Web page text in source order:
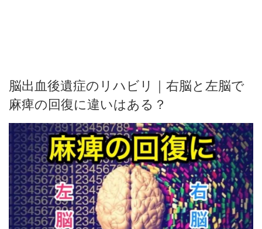
脳出血後遺症のリハビリ｜右脳と左脳で
麻痺の回復に違いはある？